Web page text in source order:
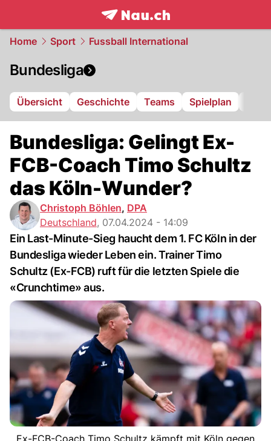
frontpage.NAU.ch
Home Sport Fussball International
Bundesliga
Übersicht Geschichte Teams Spielplan
Bundesliga: Gelingt Ex-
FCB-Coach Timo Schultz
das Köln-Wunder?
Christoph Böhlen, DPA
Deutschland, 07.04.2024 - 14:09
Ein Last-Minute-Sieg haucht dem 1. FC Köln in der
Bundesliga wieder Leben ein. Trainer Timo
Schultz (Ex-FCB) ruft für die letzten Spiele die
«Crunchtime» aus.
Ex-FCB-Coach Timo Schultz kämpft mit Köln gegen